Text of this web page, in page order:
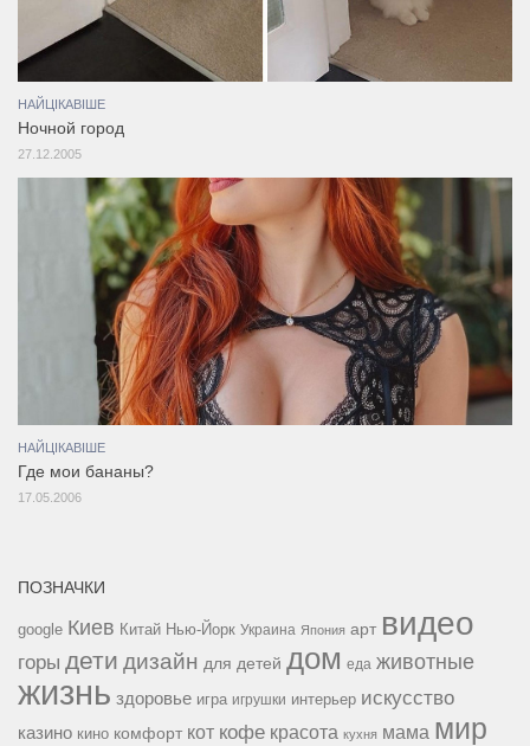
НАЙЦІКАВІШЕ
Ночной город
27.12.2005
НАЙЦІКАВІШЕ
Где мои бананы?
17.05.2006
ПОЗНАЧКИ
google Киев Китай Нью-Йорк Украина Япония арт видео
горы дети дизайн для детей дом еда животные
жизнь здоровье игра игрушки интерьер искусство
казино кино комфорт кот кофе красота кухня мама мир